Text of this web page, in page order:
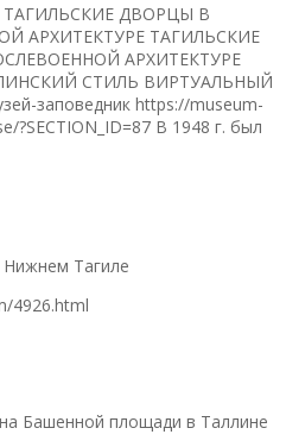
ТАГИЛЬСКИЕ ДВОРЦЫ В
АРХИТЕКТУРЕ ТАГИЛЬСКИЕ
АРХИТЕКТУРЕ
СТИЛЬ ВИРТУАЛЬНЫЙ
заповедник https://museum-
В 1948 г. был
Тагиле
4926.html
Башенной площади в Таллине